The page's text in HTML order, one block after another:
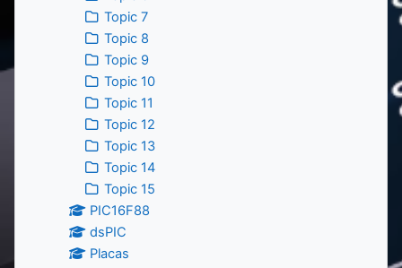
Topic 7
Topic 8
Topic 9
Topic 10
Topic 11
Topic 12
Topic 13
Topic 14
Topic 15
PIC16F88
dsPIC
Placas